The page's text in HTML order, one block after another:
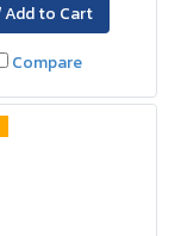
Add to Cart
Compare